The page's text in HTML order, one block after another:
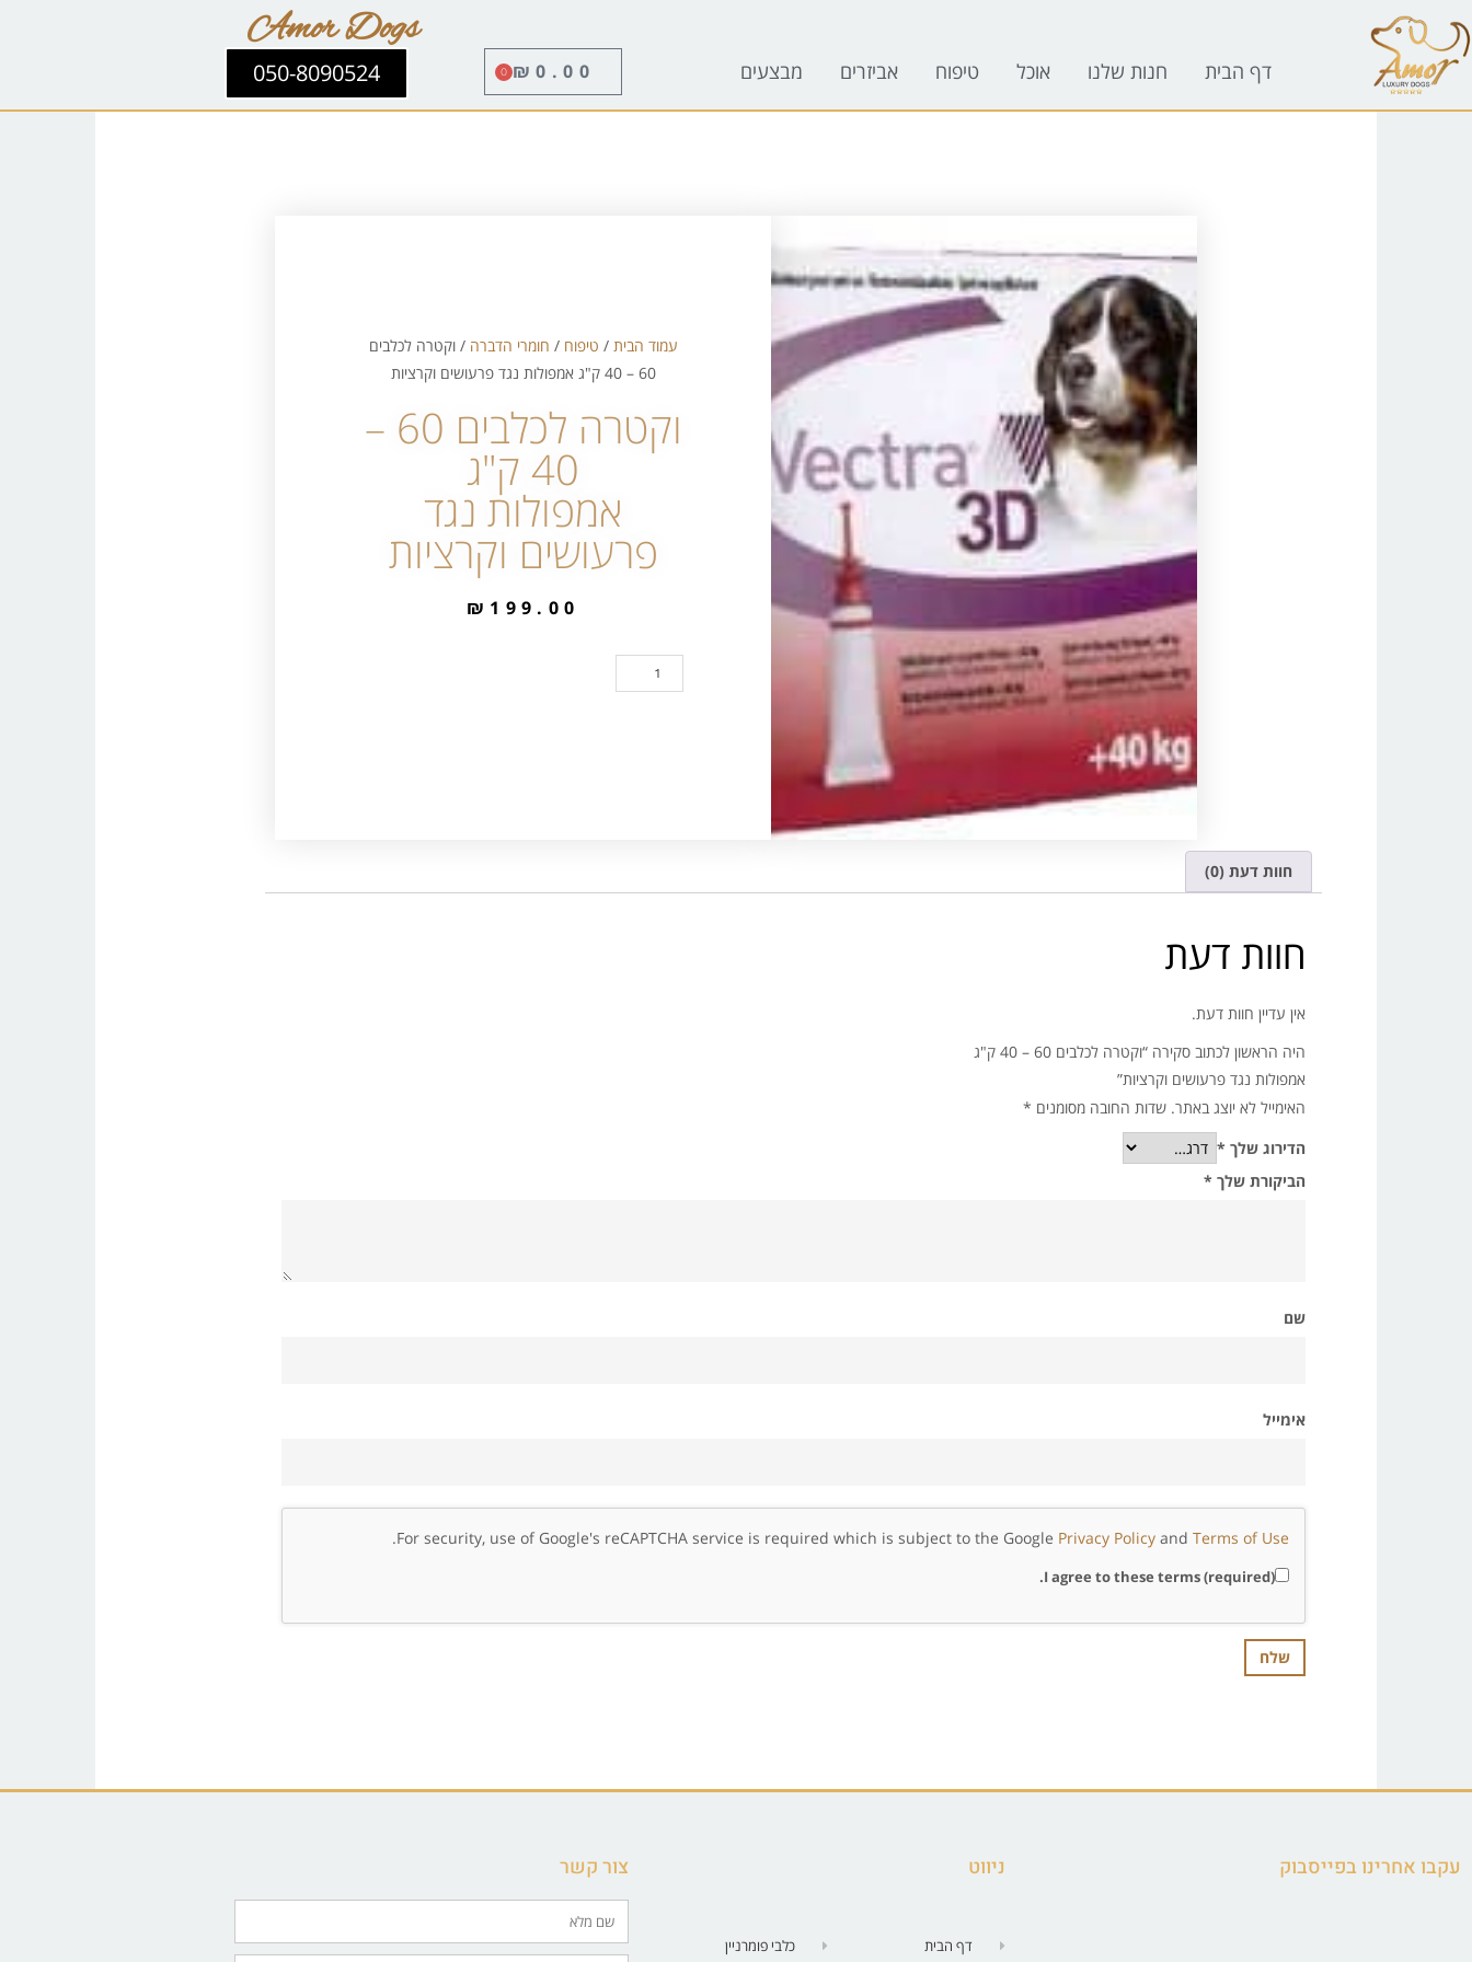
דף הבית חנות שלנו אוכל טיפוח אביזרים מבצעים ₪0.00
0
Amor Dogs
050-8090524
עמוד הבית / טיפוח / חומרי הדברה / וקטרה לכלבים
60 – 40 ק"ג אמפולות נגד פרעושים וקרציות
וקטרה לכלבים 60 –
40 ק"ג
אמפולות נגד
פרעושים וקרציות
₪ 199.00
חוות דעת (0)
חוות דעת
אין עדיין חוות דעת.
היה הראשון לכתוב סקירה “וקטרה לכלבים 60 – 40 ק"ג
אמפולות נגד פרעושים וקרציות”
האימייל לא יוצג באתר. שדות החובה מסומנים *
הדירוג שלך *
הביקורת שלך *
שם
אימייל
For security, use of Google's reCAPTCHA service is required which is subject to the Google Privacy Policy and Terms of Use
.
I agree to these terms (required).
עקבו אחרינו בפייסבוק ניווט
דף הבית כלבי פומרניין
צור קשר